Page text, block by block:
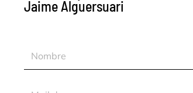
Jaime Alguersuari
Nombre
Mail